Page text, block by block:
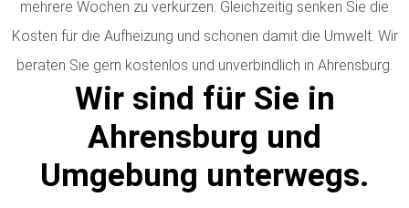
mehrere Wochen zu verkürzen. Gleichzeitig senken Sie die
Kosten für die Aufheizung und schonen damit die Umwelt. Wir
beraten Sie gern kostenlos und unverbindlich in Ahrensburg.
Wir sind für Sie in
Ahrensburg und
Umgebung unterwegs.